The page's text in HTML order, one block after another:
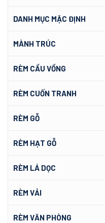
DANH MỤC MẶC ĐỊNH
MÀNH TRÚC
RÈM CẦU VỒNG
RÈM CUỐN TRANH
RÈM GỖ
RÈM HẠT GỖ
RÈM LÁ DỌC
RÈM VẢI
RÈM VĂN PHÒNG